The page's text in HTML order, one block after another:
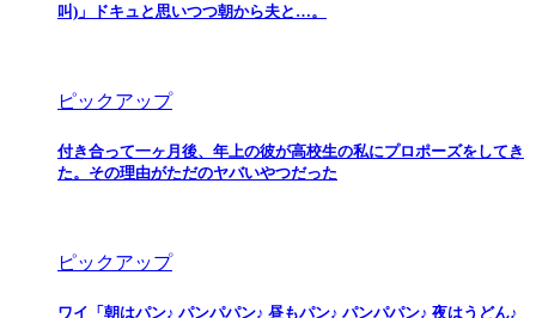
叫)」ドキュと思いつつ朝から夫と…。
ピックアップ
付き合って一ヶ月後、年上の彼が高校生の私にプロポーズをしてき
た。その理由がただのヤバいやつだった
ピックアップ
ワイ「朝はパン♪ パンパパン♪ 昼もパン♪ パンパパン♪ 夜はうどん♪